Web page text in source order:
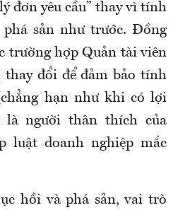
đơn yêu cầu” thay vì tính
sản như trước. Đồng
trường hợp Quản tài viên
đổi để đảm bảo tính
hạn như khi có lợi
là người thân thích của
luật doanh nghiệp mắc
hồi và phá sản, vai trò